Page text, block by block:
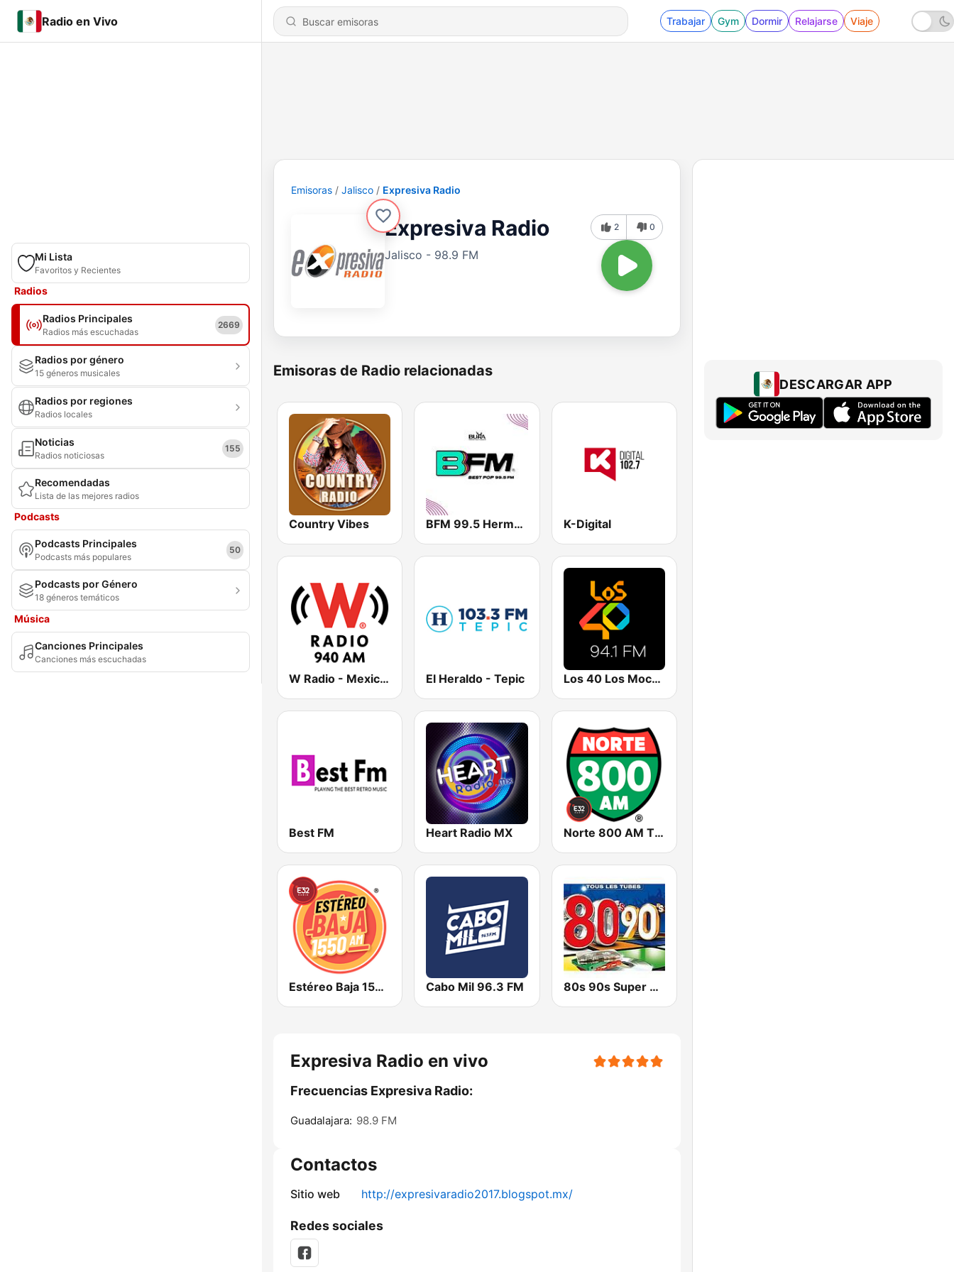
Radio en Vivo Trabajar Gym Dormir Relajarse Viaje
Mi Lista
Favoritos y Recientes
Radios
Radios Principales
Radios más escuchadas
2669
Radios por género
15 géneros musicales
Radios por regiones
Radios locales
Noticias
Radios noticiosas
155
Recomendadas
Lista de las mejores radios
Podcasts
Podcasts Principales
Podcasts más populares
50
Podcasts por Género
18 géneros temáticos
Música
Canciones Principales
Canciones más escuchadas
Emisoras Jalisco Expresiva Radio
Expresiva Radio
Jalisco - 98.9 FM
2 0
Emisoras de Radio relacionadas
Country Vibes BFM 99.5 Hermosillo K-Digital
W Radio - Mexicali El Heraldo - Tepic Los 40 Los Mochis
Best FM Heart Radio MX Norte 800 AM Tijuana
Estéreo Baja 1550 AM Tijuana Cabo Mil 96.3 FM 80s 90s Super Pop Hits
Expresiva Radio en vivo
Frecuencias Expresiva Radio:
Guadalajara: 98.9 FM
Contactos
Sitio web http://expresivaradio2017.blogspot.mx/
Redes sociales
DESCARGAR APP